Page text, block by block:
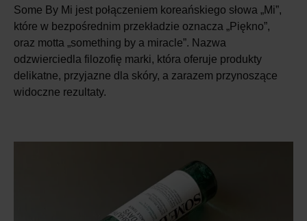
Some By Mi jest połączeniem koreańskiego słowa „Mi”,
które w bezpośrednim przekładzie oznacza „Piękno”,
oraz motta „something by a miracle”. Nazwa
odzwierciedla filozofię marki, która oferuje produkty
delikatne, przyjazne dla skóry, a zarazem przynoszące
widoczne rezultaty.